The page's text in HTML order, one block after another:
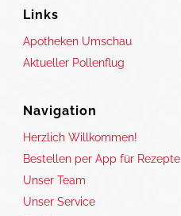
Links
Apotheken Umschau
Aktueller Pollenflug
Navigation
Herzlich Willkommen!
Bestellen per App für Rezepte
Unser Team
Unser Service